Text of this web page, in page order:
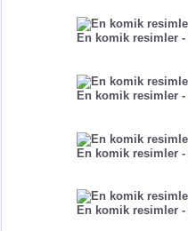
En komik resimler
En komik resimler
En komik resimler
En komik resimler